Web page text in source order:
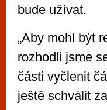
bude užívat.
„Aby mohl být
rozhodli jsme
části vyčlenit
ještě schválit